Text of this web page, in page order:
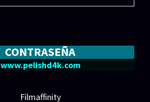
CONTRASEÑA
www.pelishd4k.com
Filmaffinity